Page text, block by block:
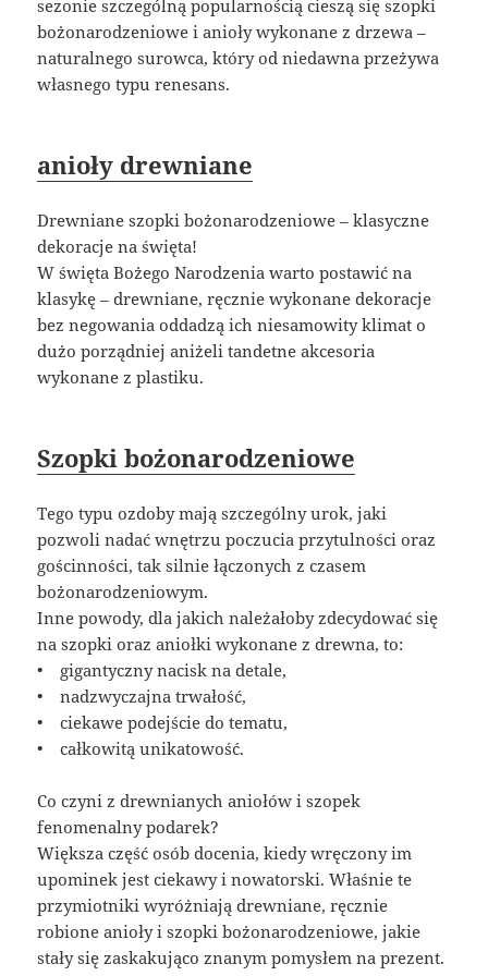
sezonie szczególną popularnością cieszą się szopki
bożonarodzeniowe i anioły wykonane z drzewa –
naturalnego surowca, który od niedawna przeżywa
własnego typu renesans.
anioły drewniane
Drewniane szopki bożonarodzeniowe – klasyczne
dekoracje na święta!
W święta Bożego Narodzenia warto postawić na
klasykę – drewniane, ręcznie wykonane dekoracje
bez negowania oddadzą ich niesamowity klimat o
dużo porządniej aniżeli tandetne akcesoria
wykonane z plastiku.
Szopki bożonarodzeniowe
Tego typu ozdoby mają szczególny urok, jaki
pozwoli nadać wnętrzu poczucia przytulności oraz
gościnności, tak silnie łączonych z czasem
bożonarodzeniowym.
Inne powody, dla jakich należałoby zdecydować się
na szopki oraz aniołki wykonane z drewna, to:
• gigantyczny nacisk na detale,
• nadzwyczajna trwałość,
• ciekawe podejście do tematu,
• całkowitą unikatowość.
Co czyni z drewnianych aniołów i szopek
fenomenalny podarek?
Większa część osób docenia, kiedy wręczony im
upominek jest ciekawy i nowatorski. Właśnie te
przymiotniki wyróżniają drewniane, ręcznie
robione anioły i szopki bożonarodzeniowe, jakie
stały się zaskakująco znanym pomysłem na prezent.